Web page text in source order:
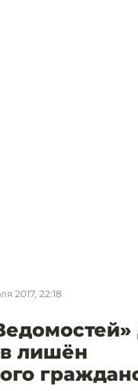
2017, 22:18
лишён